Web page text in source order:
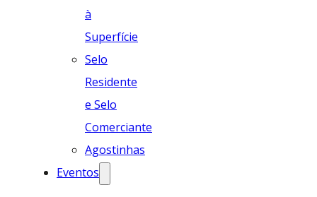
à
Superfície
Selo
Residente
e Selo
Comerciante
Agostinhas
Eventos